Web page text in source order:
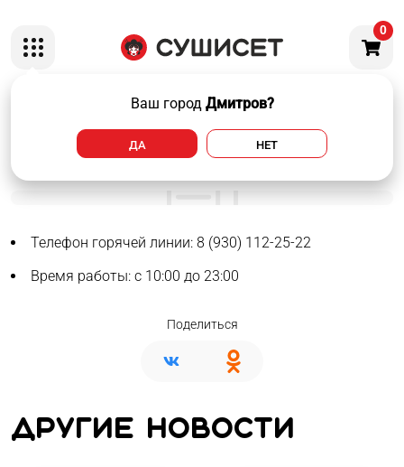
0
Ваш город Дмитров?
ДА НЕТ
ОТКРЫЛИ НОВЫЙ
СУШИСЕТ
Телефон горячей линии: 8 (930) 112-25-22
Время работы: с 10:00 до 23:00
Поделиться
Другие новости